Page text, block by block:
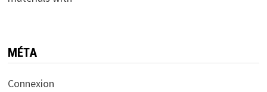
MÉTA
Connexion